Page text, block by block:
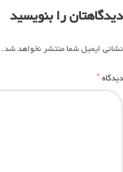
دیدگاهتان را بنویسید
نشانی ایمیل شما منتشر نخواهد شد.
دیدگاه*